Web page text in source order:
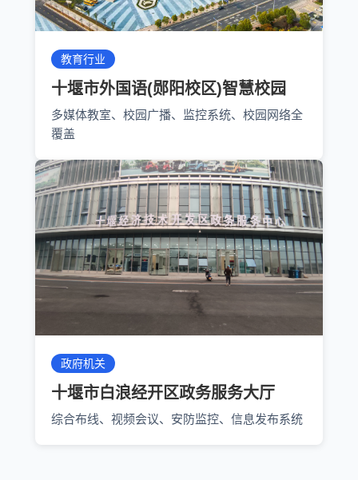
教育行业
十堰市外国语(郧阳校区)智慧校园
多媒体教室、校园广播、监控系统、校园网络全
覆盖
政府机关
十堰市白浪经开区政务服务大厅
综合布线、视频会议、安防监控、信息发布系统